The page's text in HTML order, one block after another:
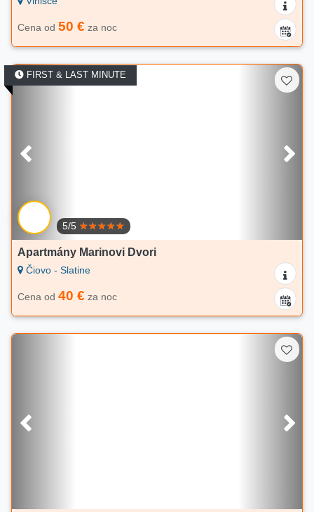
Cena od 50 € za noc
FIRST & LAST MINUTE
5/5
Apartmány Marinovi Dvori
Čiovo - Slatine
Cena od 40 € za noc